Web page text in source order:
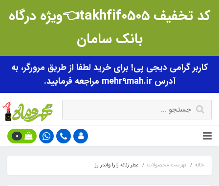
کد تخفیف takhfif0505👈ویژه درگاه
بانک سامان
کاربر گرامی دیجی پی! برای خرید لطفا از طریق مرورگر، به
آدرس mehr9mah.ir مراجعه فرمایید.
0
خانه فهرست محصولات عطر زنانه زارا واندر رز